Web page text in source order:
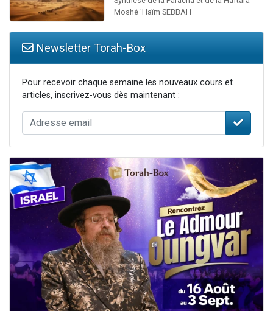
Moshé 'Haïm SEBBAH
Newsletter Torah-Box
Pour recevoir chaque semaine les nouveaux cours et
articles, inscrivez-vous dès maintenant :